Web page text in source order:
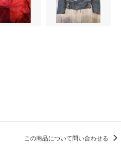
この商品について問い合わせる